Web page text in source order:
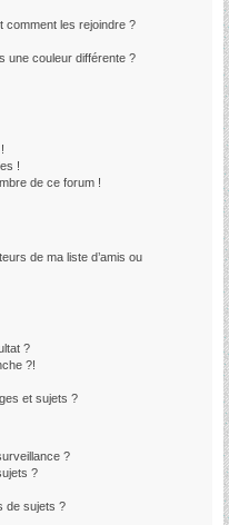
comment les rejoindre ?
une couleur différente ?
!
de ce forum !
de ma liste d’amis ou
?
?!
et sujets ?
?
?
de sujets ?